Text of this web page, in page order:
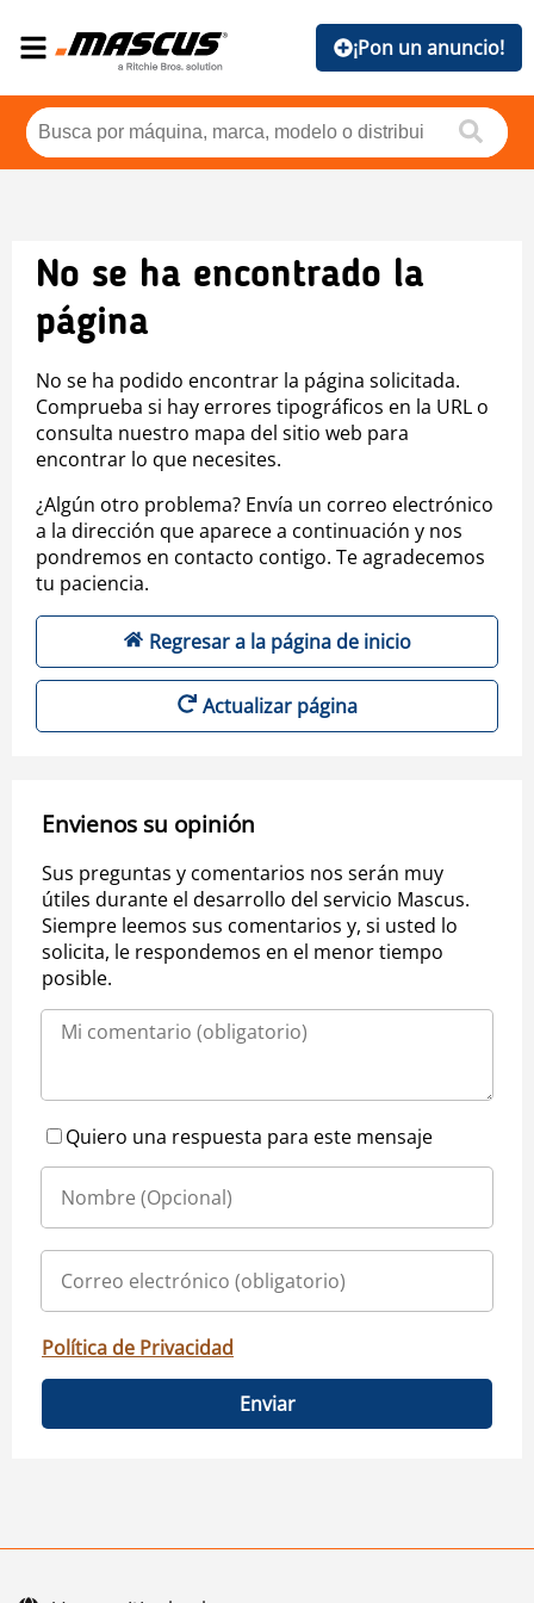
¡Pon un anuncio!
No se ha encontrado la
página
No se ha podido encontrar la página solicitada.
Comprueba si hay errores tipográficos en la URL o
consulta nuestro mapa del sitio web para
encontrar lo que necesites.
¿Algún otro problema? Envía un correo electrónico
a la dirección que aparece a continuación y nos
pondremos en contacto contigo. Te agradecemos
tu paciencia.
Regresar a la página de inicio
Actualizar página
Envienos su opinión
Sus preguntas y comentarios nos serán muy
útiles durante el desarrollo del servicio Mascus.
Siempre leemos sus comentarios y, si usted lo
solicita, le respondemos en el menor tiempo
posible.
Quiero una respuesta para este mensaje
Política de Privacidad
Enviar